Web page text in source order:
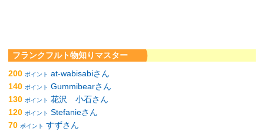
フランクフルト物知りマスター
200 ポイント at-wabisabiさん
140 ポイント Gummibearさん
130 ポイント 花沢 小石さん
120 ポイント Stefanieさん
70 ポイント すずさん